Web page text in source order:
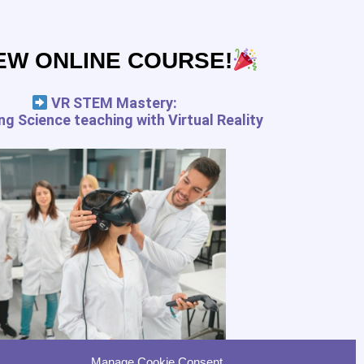
EN XR
RESSOURCES
GRATUITES
Journal des outils
numériques
Guide de l'enseignant en
Guide de l'enseignant RA
Précaution usage RV avec
des enfants
ONLINE COURSE!
VR STEM Mastery:
Science teaching with Virtual Reality